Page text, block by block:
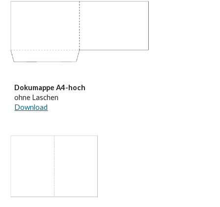
Dokumappe A4-hoch
ohne Laschen
Download